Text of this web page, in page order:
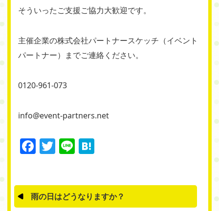
そういったご支援ご協力大歓迎です。
主催企業の株式会社パートナースケッチ（イベント
パートナー）までご連絡ください。
0120-961-073
info@event-partners.net
Facebook
Twitter
Line
雨の日はどうなりますか？